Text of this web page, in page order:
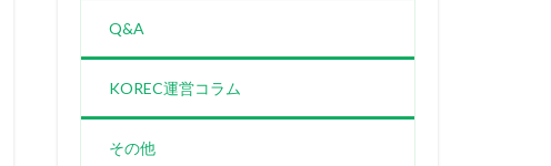
Q&A
KOREC運営コラム
その他